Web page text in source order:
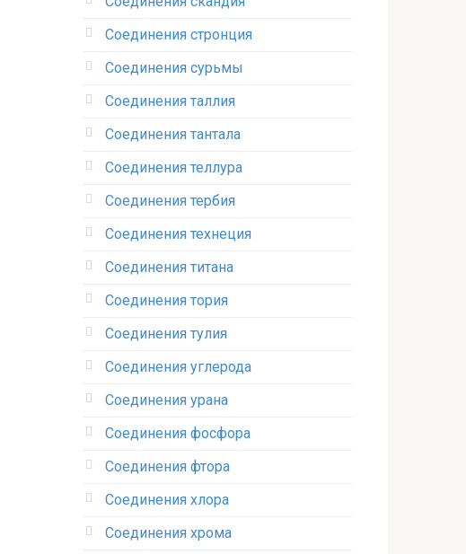
Соединения стронция‎
Соединения сурьмы
Соединения таллия‎
Соединения тантала‎
Соединения теллура‎
Соединения тербия‎
Соединения технеция‎
Соединения титана
Соединения тория‎
Соединения тулия‎
Соединения углерода‎
Соединения урана‎
Соединения фосфора‎
Соединения фтора‎
Соединения хлора‎
Соединения хрома‎